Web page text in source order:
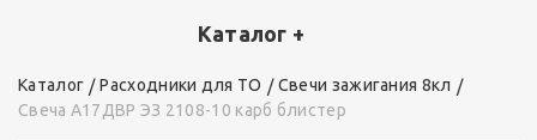
Каталог +
Каталог Расходники для ТО
Свечи зажигания 8кл
Свеча А17ДВР ЭЗ 2108-10 карб блистер